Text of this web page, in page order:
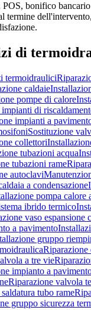
bonifico
termine
di
termoidraulici
caldaie
pompe di calore
di
impianti a
Sostituzione
collettori
tubazioni acqua
tubazioni rame
autoclavi
a condensazione
pompa calore
ibrido termico
vaso espansione
a pavimento
gruppo
Riparazione
a tre vie
impianto a
Riparazione valvola
tubo rame
gruppo sicurezza